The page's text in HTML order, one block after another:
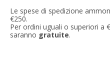
Le spese di spedizione
€250.
Per ordini uguali o superiori a
saranno gratuite.